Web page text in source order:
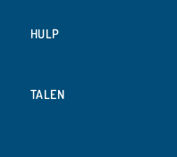
HULP
TALEN